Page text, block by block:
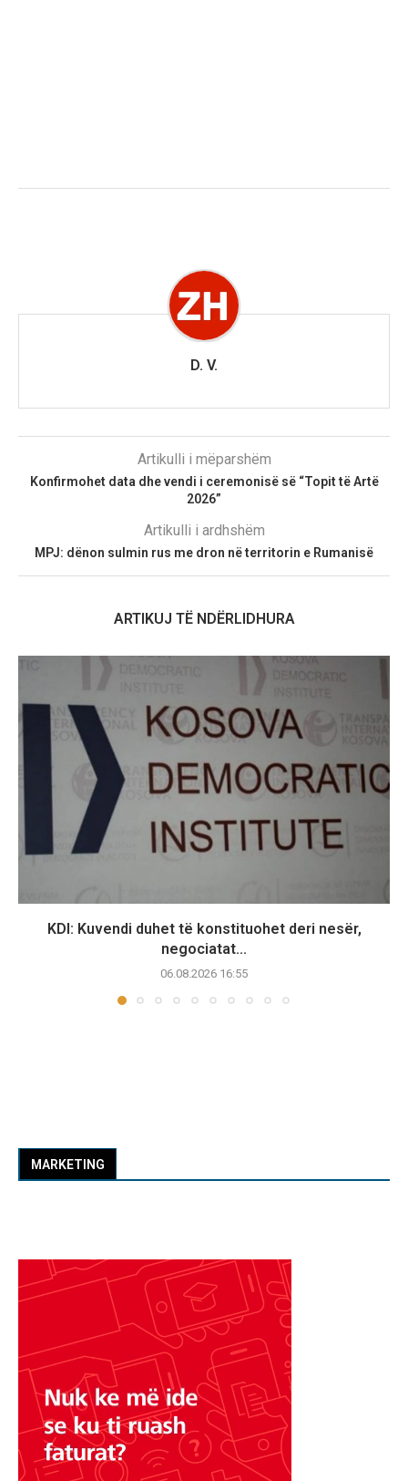
D. V.
Artikulli i mëparshëm
Konfirmohet data dhe vendi i ceremonisë së “Topit të Artë
2026”
Artikulli i ardhshëm
MPJ: dënon sulmin rus me dron në territorin e Rumanisë
ARTIKUJ TË NDËRLIDHURA
KDI: Kuvendi duhet të konstituohet deri nesër,
negociatat...
06.08.2026 16:55
MARKETING